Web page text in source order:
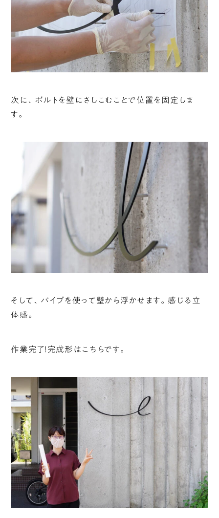
次に、ボルトを壁にさしこむことで位置を固定しま
す。
そして、パイプを使って壁から浮かせます。感じる立
体感。
作業完了！完成形はこちらです。